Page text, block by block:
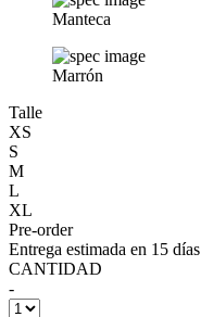
Manteca
Marrón
Talle
XS
S
M
L
XL
Pre-order
Entrega estimada en 15 días
CANTIDAD
-